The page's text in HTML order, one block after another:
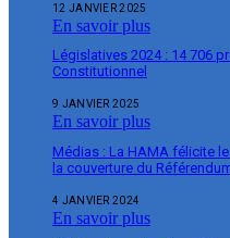
12 JANVIER 2025
En savoir plus
Législatives 2024 : 14 706
Constitutionnel
9 JANVIER 2025
En savoir plus
Médias : La HAMA félicite
la couverture du
4 JANVIER 2024
En savoir plus